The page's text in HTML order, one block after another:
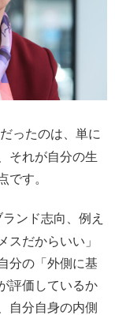
ったのは、単に
それが自分の生
です。
ンド志向、例え
スだからいい」
分の「外側に基
評価しているか
自分自身の内側